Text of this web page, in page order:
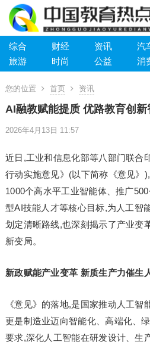
综合 财经 资讯 汽
旅游
时尚 公益 消
您的位置 首页 资讯
AI融教赋能提质 优路教育创
2026年4月13日 11:57
近日,工业和信息化部等八部门联合
行动实施意见》(以下简称《意见》
1000个高水平工业智能体、推广
型AI技能人才等核心目标,为人工智
划定清晰路线,也深刻揭示了产业变
新变局。
新政赋能产业变革 新质生产力催生
《意见》的落地,是国家推动人工智
更是制造业迈向智能化、高端化、
要求,深化人工智能在研发设计、生